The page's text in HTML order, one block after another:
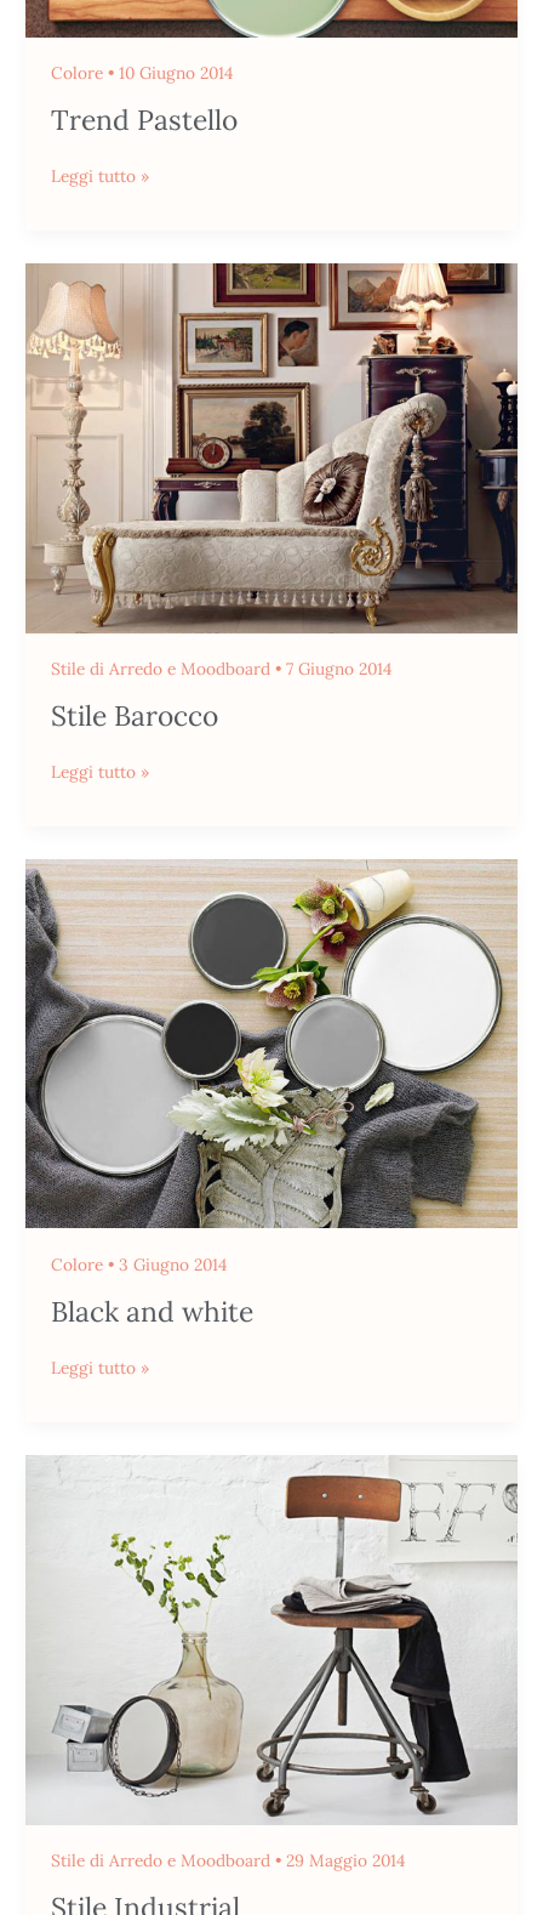
Colore• 10 Giugno 2014
Trend Pastello
Leggi tutto »
Stile di Arredo e Moodboard• 7 Giugno 2014
Stile Barocco
Stile
Barocco
Leggi tutto »
Colore• 3 Giugno 2014
Black and white
Black
and
white
Leggi tutto »
Stile di Arredo e Moodboard• 29 Maggio 2014
Stile Industrial
Stile